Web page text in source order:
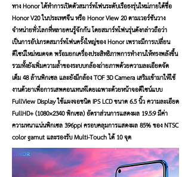
ทาง Honor ได้ทำการเปิดตัวสมาร์ทโฟนระดับเรือธงรุ่นใหม่ภายใต้ชื่อ
Honor V20 ในประเทศจีน หรือ Honor View 20 ตามเวอร์ชันวาง
จำหน่ายทั่วโลกที่หลายคนรู้จักกัน โดยสมาร์ทโฟนรุ่นดังกล่าวถือว่า
เป็นการอัปเกรดสมาร์ทโฟนครั้งใหญ่ของ Honor เพราะมีการเปลี่ยน
ดีไซน์ใหม่หมดจด พร้อมยกเครื่องประสิทธิภาพการทำงานให้ทรงพลังขึ้น
รวมทั้งยังเพิ่มความล้ำของระบบกล้องถ่ายภาพด้วยความละเอียดจัด
เต็ม 48 ล้านพิกเซล และยังมีกล้อง TOF 3D Camera เสริมเข้ามาให้ใช้
งานด้วยาเพื่อการเสพคอนเทนท์โดยเฉพาะด้วยหน้าจอดีไซน์แบบ
FullView Display ใช้แผงจอชนิด IPS LCD ขนาด 6.5 นิ้ว ความละเอียด
FullHD+ (1080×2340 พิกเซล) อัตราส่วนการแสดงผล 19.5:9 มีค่า
ความหนาแน่นพิกเซล 396ppi ครอบคลุมการแสดงผล 85% ของ NTSC
color gamut และรองรับ Multi-Touch ได้ 10 จุด